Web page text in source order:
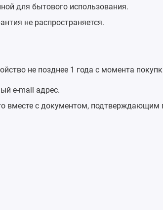
для бытового использования.
не распространяется.
не позднее 1 года с момента
e-mail адрес.
вместе с документом, подтверждающим